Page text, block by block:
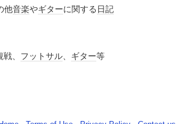
他音楽やギターに関する 日記
戦、 フットサル、 ギター等